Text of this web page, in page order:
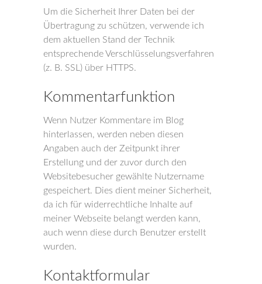
Um die Sicherheit Ihrer Daten bei der
Übertragung zu schützen, verwende ich
dem aktuellen Stand der Technik
entsprechende Verschlüsselungsverfahren
(z. B. SSL) über HTTPS.
Kommentarfunktion
Wenn Nutzer Kommentare im Blog
hinterlassen, werden neben diesen
Angaben auch der Zeitpunkt ihrer
Erstellung und der zuvor durch den
Websitebesucher gewählte Nutzername
gespeichert. Dies dient meiner Sicherheit,
da ich für widerrechtliche Inhalte auf
meiner Webseite belangt werden kann,
auch wenn diese durch Benutzer erstellt
wurden.
Kontaktformular